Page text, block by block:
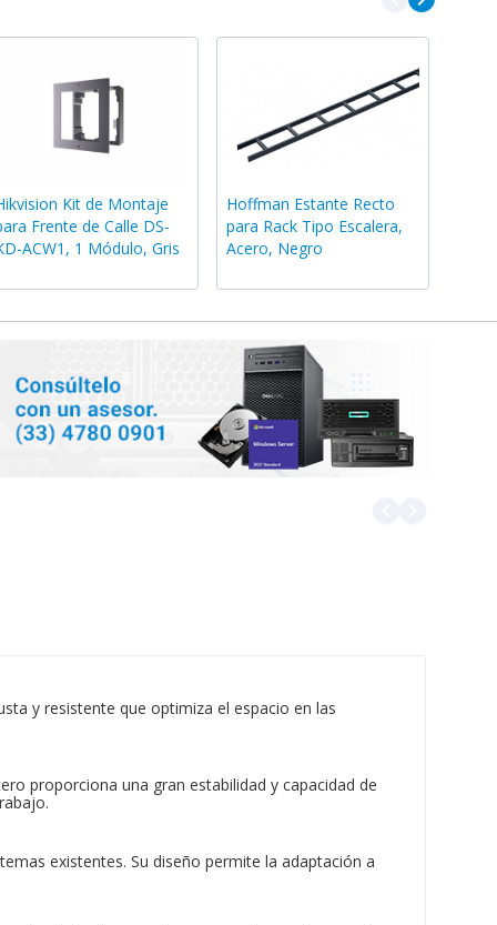
Kit de Montaje
Frente de Calle DS-
ACW1, 1 Módulo, Gris
Hoffman Estante Recto
para Rack Tipo Escalera,
Acero, Negro
y resistente que optimiza el espacio en las
proporciona una gran estabilidad y capacidad de
existentes. Su diseño permite la adaptación a